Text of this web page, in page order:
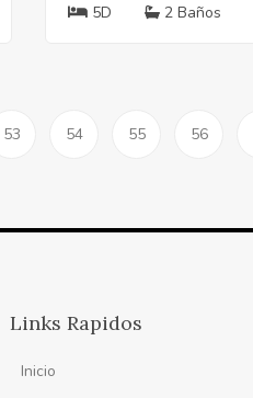
5D
2 Baños
53 54 55 56
Links Rapidos
Inicio